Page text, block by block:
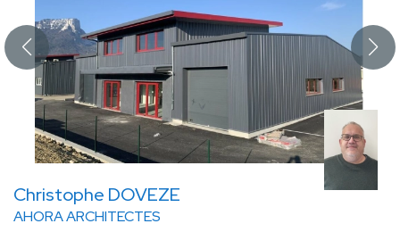
Christophe DOVEZE
AHORA ARCHITECTES